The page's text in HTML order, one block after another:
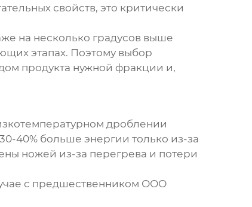
свойств, это критически
на несколько градусов выше
этапах. Поэтому выбор
продукта нужной фракции и,
дроблении
40% больше энергии только из-за
ножей из-за перегрева и потери
с предшественником ООО